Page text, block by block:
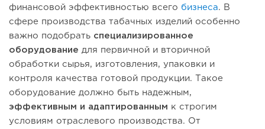
финансовой эффективностью всего бизнеса. В
сфере производства табачных изделий особенно
важно подобрать специализированное
оборудование для первичной и вторичной
обработки сырья, изготовления, упаковки и
контроля качества готовой продукции. Такое
оборудование должно быть надежным,
эффективным и адаптированным к строгим
условиям отраслевого производства. От